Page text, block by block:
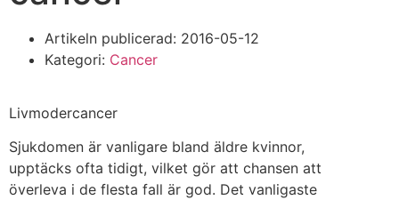
Artikeln publicerad: 2016-05-12
Kategori: Cancer
Livmodercancer
Sjukdomen är vanligare bland äldre kvinnor,
upptäcks ofta tidigt, vilket gör att chansen att
överleva i de flesta fall är god. Det vanligaste